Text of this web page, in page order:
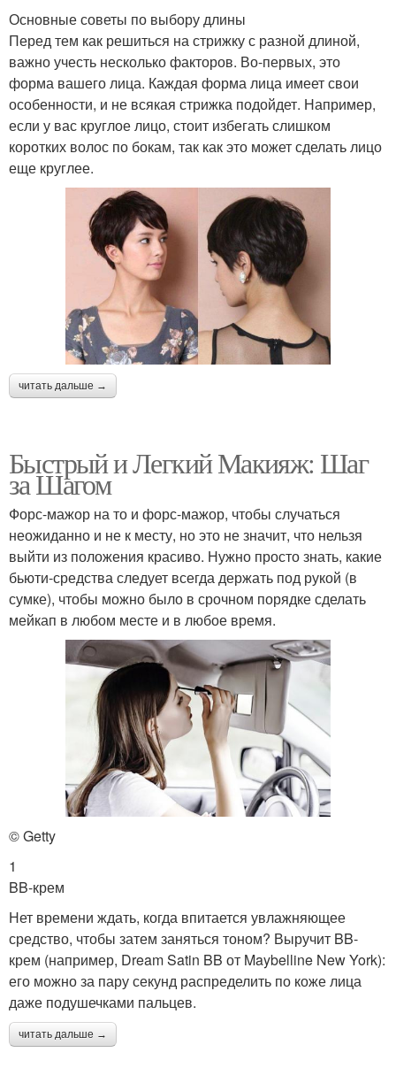
Основные советы по выбору длины
Перед тем как решиться на стрижку с разной длиной,
важно учесть несколько факторов. Во-первых, это
форма вашего лица. Каждая форма лица имеет свои
особенности, и не всякая стрижка подойдет. Например,
если у вас круглое лицо, стоит избегать слишком
коротких волос по бокам, так как это может сделать лицо
еще круглее.
читать дальше →
Быстрый и Легкий Макияж: Шаг
за Шагом
Форс-мажор на то и форс-мажор, чтобы случаться
неожиданно и не к месту, но это не значит, что нельзя
выйти из положения красиво. Нужно просто знать, какие
бьюти-средства следует всегда держать под рукой (в
сумке), чтобы можно было в срочном порядке сделать
мейкап в любом месте и в любое время.
© Getty
1
BB-крем
Нет времени ждать, когда впитается увлажняющее
средство, чтобы затем заняться тоном? Выручит BB-
крем (например, Dream Satin BB от Maybelline New York):
его можно за пару секунд распределить по коже лица
даже подушечками пальцев.
читать дальше →